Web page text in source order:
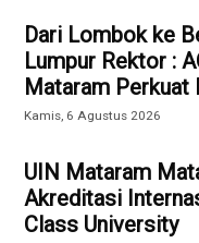
Dari Lombok ke
Lumpur Rektor :
Mataram Perkuat
Kamis, 6 Agustus 2026
UIN Mataram
Akreditasi
Class University